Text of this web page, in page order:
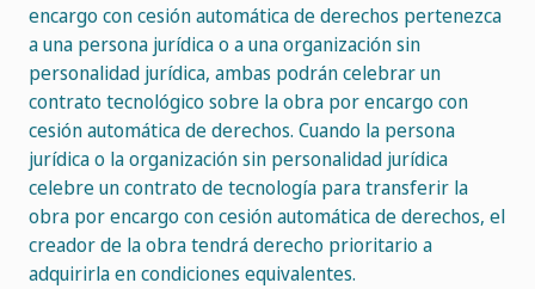
encargo con cesión automática de derechos pertenezca
a una persona jurídica o a una organización sin
personalidad jurídica, ambas podrán celebrar un
contrato tecnológico sobre la obra por encargo con
cesión automática de derechos. Cuando la persona
jurídica o la organización sin personalidad jurídica
celebre un contrato de tecnología para transferir la
obra por encargo con cesión automática de derechos, el
creador de la obra tendrá derecho prioritario a
adquirirla en condiciones equivalentes.